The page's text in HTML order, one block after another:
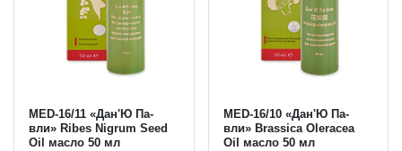
MED-16/11 «Дан'Ю Па-
вли» Ribes Nigrum Seed
Oil масло 50 мл
MED-16/10 «Дан'Ю Па-
вли» Brassica Oleracea
Oil масло 50 мл